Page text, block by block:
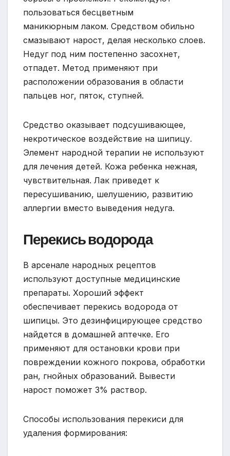
пользоваться бесцветным
маникюрным лаком. Средством обильно
смазывают нарост, делая несколько слоев.
Недуг под ним постепенно засохнет,
отпадет. Метод применяют при
расположении образования в области
пальцев ног, пяток, ступней.
Средство оказывает подсушивающее,
некротическое воздействие на шипицу.
Элемент народной терапии не используют
для лечения детей. Кожа ребенка нежная,
чувствительная. Лак приведет к
пересушиванию, шелушению, развитию
аллергии вместо выведения недуга.
Перекись водорода
В арсенале народных рецептов
используют доступные медицинские
препараты. Хороший эффект
обеспечивает перекись водорода от
шипицы. Это дезинфицирующее средство
найдется в домашней аптечке. Его
применяют для остановки крови при
повреждении кожного покрова, обработки
ран, гнойных образований. Вывести
нарост поможет 3% раствор.
Способы использования перекиси для
удаления формирования: